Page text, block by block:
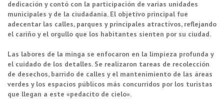
dedicación y contó con la participación de varias unidades
municipales y de la ciudadanía. El objetivo principal fue
adecentar las calles, parques y principales atractivos, reflejando
el cariño y el orgullo que los habitantes sienten por su ciudad.
Las labores de la minga se enfocaron en la limpieza profunda y
el cuidado de los detalles. Se realizaron tareas de recolección
de desechos, barrido de calles y el mantenimiento de las áreas
verdes y los espacios públicos más concurridos por los turistas
que llegan a este «pedacito de cielo».